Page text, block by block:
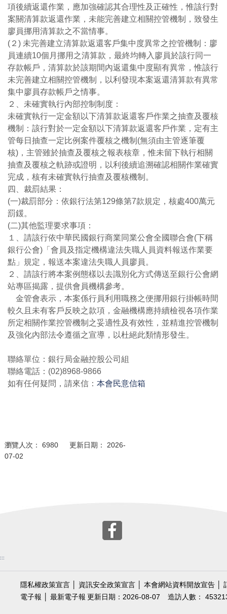
項後續返還作業，應加強確認其合理性及正確性，惟該行對
案關清算款返還作業，未能完善建立相關控管機制，致發生
廖員挪用清算款之不當情事。
(２) 未完善建立清算款返還客戶集中度異常之控管機制：廖
員連續10個月挪用之清算款，最終均轉入廖員於該行同一
存款帳戶，清算款於該期間內返還集中度顯有異常，惟該行
未完善建立相關控管機制，以利發現本案返還清算款有異常
集中廖員存款帳戶之情事。
２、未確實執行內部控制制度：
未確實執行一定金額以下清算款返還客戶作業之抽查及覆核
機制：該行對於一定金額以下清算款返還客戶作業，定有主
管每日抽查一定比例案件覆核之機制(無須由主管逐筆覆
核)，主管雖於抽查及覆核之報表核章，惟未留下執行相關
抽查及覆核之軌跡或證明，以利後續追溯確認相關作業確實
完成，核有未確實執行抽查及覆核機制。
四、裁罰結果：
(一)裁罰部分：依銀行法第129條第7款規定，核處400萬元
罰鍰。
(二)其他監理要求事項：
１、請該行依中華民國銀行商業同業公會全國聯合會(下稱
銀行公會)「會員及指定機構違法失職人員資料報送作業要
點」規定，報送本案違法失職人員廖員。
２、請該行將本案例態樣以去識別化方式傳送至銀行公會網
站專區揭露，提供會員機構參考。
金管會表示，本案係行員利用職務之便挪用銀行掛帳時間
較久且未有客戶反映之款項，金融機構應持續檢視各項作業
所定相關作業控管機制之妥適性及有效性，並精進控管機制
及強化內部法令遵循之宣導，以杜絕此類情形發生。
聯絡單位：銀行局金融控股公司組
聯絡電話：(02)8968-9866
如有任何疑問，請來信：本會民意信箱
瀏覽人次： 6980 更新日期： 2026-
07-02
:::
隱私權政策宣言 資訊安全政策宣言 本會網站資料開放宣告
電子報
最新電子報 造訪人數：
更新日期：2026-08-07